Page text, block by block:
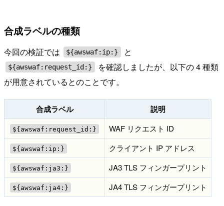
合成ラベルの種類
今回の検証では ${awswaf:ip:} と
${awswaf:request_id:}
を確認しましたが、以下の 4 種類
が用意されているとのことです。
合成ラベル 説明
${awswaf:request_id:} WAF リクエスト ID
${awswaf:ip:} クライアント IP アドレス
${awswaf:ja3:} JA3 TLS フィンガープリント
${awswaf:ja4:} JA4 TLS フィンガープリント